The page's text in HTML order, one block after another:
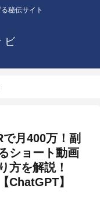
秘伝サイト
ビ
月400万！副
ショート動画
方を解説！
ChatGPT】